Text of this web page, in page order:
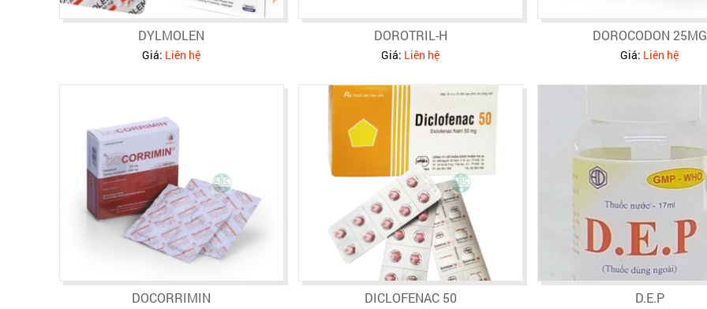
DYLMOLEN
Giá: Liên hệ
DOROTRIL-H
Giá: Liên hệ
DOROCODON 25MG
Giá: Liên hệ
DOCORRIMIN DICLOFENAC 50 D.E.P